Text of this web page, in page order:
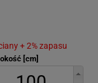
+ 2% zapasu
[cm]